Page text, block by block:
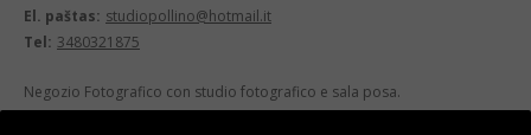
El. paštas: studiopollino@hotmail.it
Tel: 3480321875
Negozio Fotografico con studio fotografico e sala posa.